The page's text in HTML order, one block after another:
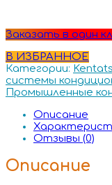
Заказать в один
В ИЗБРАННОЕ
Категории:
системы
Промышленные
Описание
Отзывы (0)
Описание